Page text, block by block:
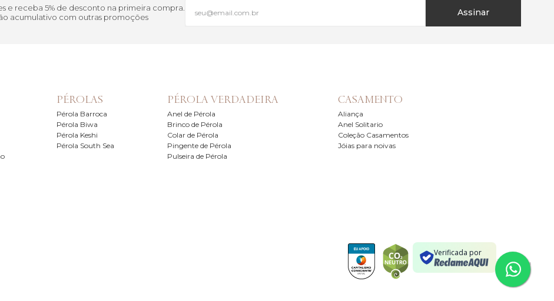
e receba 5% de desconto na primeira compra.
acumulativo com outras promoções
Assinar
PÉROLAS
Pérola Barroca
Pérola Biwa
Pérola Keshi
Pérola South Sea
PÉROLA VERDADEIRA
Anel de Pérola
Brinco de Pérola
Colar de Pérola
Pingente de Pérola
Pulseira de Pérola
CASAMENTO
Aliança
Anel Solitario
Coleção Casamentos
Jóias para noivas
Verificada por